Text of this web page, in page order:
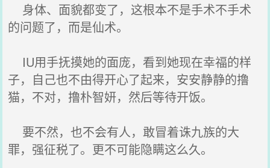
身体、面貌都变了，这根本不是手术不手术
的问题了，而是仙术。
IU用手抚摸她的面庞，看到她现在幸福的样
子，自己也不由得开心了起来，安安静静的撸
猫，不对，撸朴智妍，然后等待开饭。
要不然，也不会有人，敢冒着诛九族的大
罪，强征税了。更不可能隐瞒这么久。